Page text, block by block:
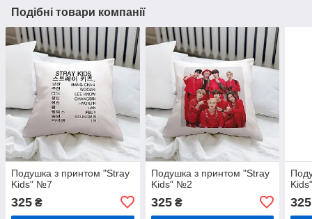
Подібні товари компанії
Подушка з принтом "Stray
Kids" №7
325 ₴
Подушка з принтом "Stray
Kids" №2
325₴ 325